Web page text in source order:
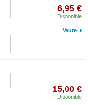
6,95 €
Disponible
Veure
15,00 €
Disponible